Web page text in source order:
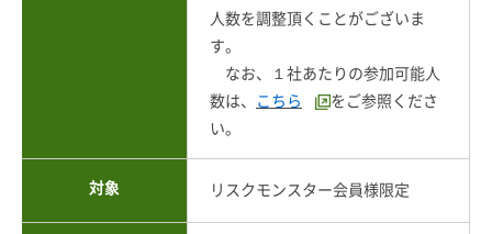
人数を調整頂くことがございま
す。
なお、１社あたりの参加可能人
数は、
こちら
をご参照くださ
い。
対象 リスクモンスター会員様限定